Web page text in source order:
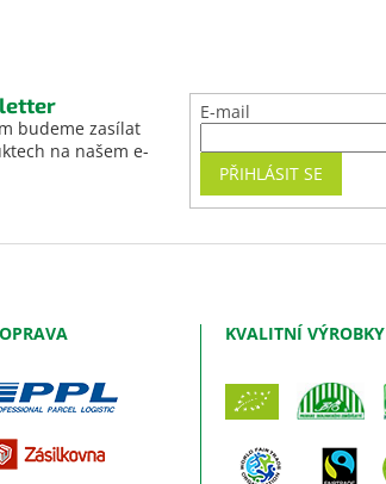
budeme zasílat
na našem e-
E-mail
PŘIHLÁSIT SE
KVALITNÍ VÝROBKY